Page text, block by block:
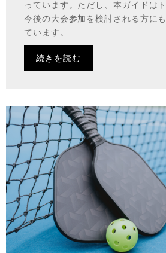
っています。ただし、本ガイドは
今後の大会参加を検討される方に
ています。...
続きを読む